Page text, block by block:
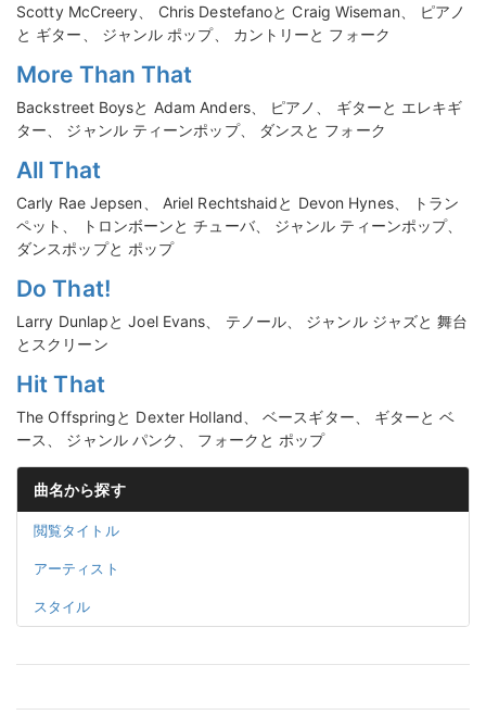
Scotty McCreery、 Chris Destefanoと Craig Wiseman、 ピアノ
と ギター、 ジャンル ポップ、 カントリーと フォーク
More Than That
Backstreet Boysと Adam Anders、 ピアノ、 ギターと エレキギ
ター、 ジャンル ティーンポップ、 ダンスと フォーク
All That
Carly Rae Jepsen、 Ariel Rechtshaidと Devon Hynes、 トラン
ペット、 トロンボーンと チューバ、 ジャンル ティーンポップ、
ダンスポップと ポップ
Do That!
Larry Dunlapと Joel Evans、 テノール、 ジャンル ジャズと 舞台
とスクリーン
Hit That
The Offspringと Dexter Holland、 ベースギター、 ギターと ベ
ース、 ジャンル パンク、 フォークと ポップ
曲名から探す
閲覧タイトル
アーティスト
スタイル